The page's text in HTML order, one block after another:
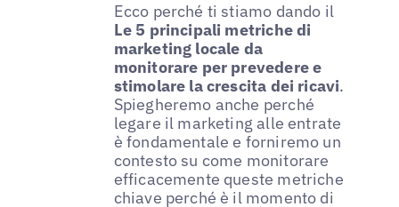
Ecco perché ti stiamo dando il
Le 5 principali metriche di
marketing locale da
monitorare per prevedere e
stimolare la crescita dei ricavi.
Spiegheremo anche perché
legare il marketing alle entrate
è fondamentale e forniremo un
contesto su come monitorare
efficacemente queste metriche
chiave perché è il momento di